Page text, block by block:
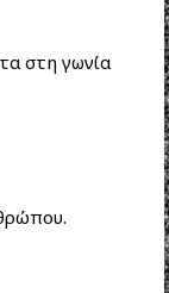
στη γωνία